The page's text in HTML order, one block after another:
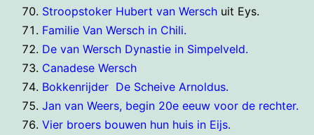
Stroopstoker Hubert van Wersch uit Eys.
Familie Van Wersch in Chili.
De van Wersch Dynastie in Simpelveld.
Canadese Wersch
Bokkenrijder De Scheive Arnoldus.
Jan van Weers, begin 20e eeuw voor de rechter.
Vier broers bouwen hun huis in Eijs.